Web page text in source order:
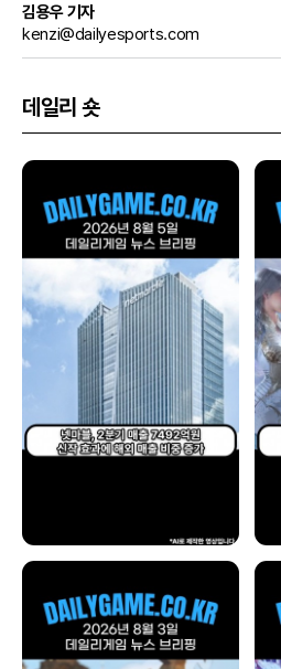
김용우 기자
kenzi@dailyesports.com
데일리 숏